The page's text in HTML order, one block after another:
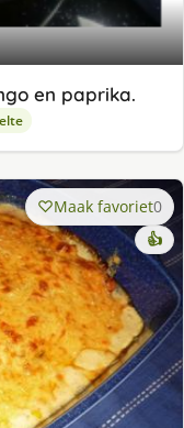
en paprika.
Maak favoriet0
👍